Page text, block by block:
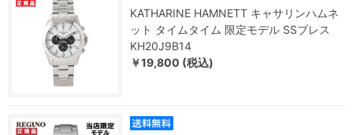
KATHARINE HAMNETT キャサリンハムネ
ット タイムタイム 限定モデル SSブレス
KH20J9B14
￥19,800 (税込)